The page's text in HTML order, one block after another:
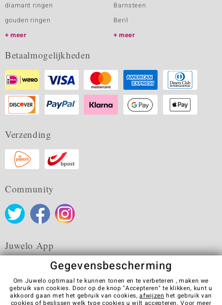
diamant ringen
gouden ringen
meer
Barnsteen
Beril
meer
Betaalmogelijkheden
Verzending
Community
Juwelo App
Algemene verkoopvoorwaarden Privacybeleid
Cookies
Gegevensbescherming
Om Juwelo optimaal te kunnen tonen en te verbeteren , maken we
gebruik van cookies. Door op de knop "Accepteren" te klikken, kunt u
akkoord gaan met het gebruik van cookies,afwijzen het gebruik van
cookies of beslissen welk type cookies u wilt accepteren. Voor meer